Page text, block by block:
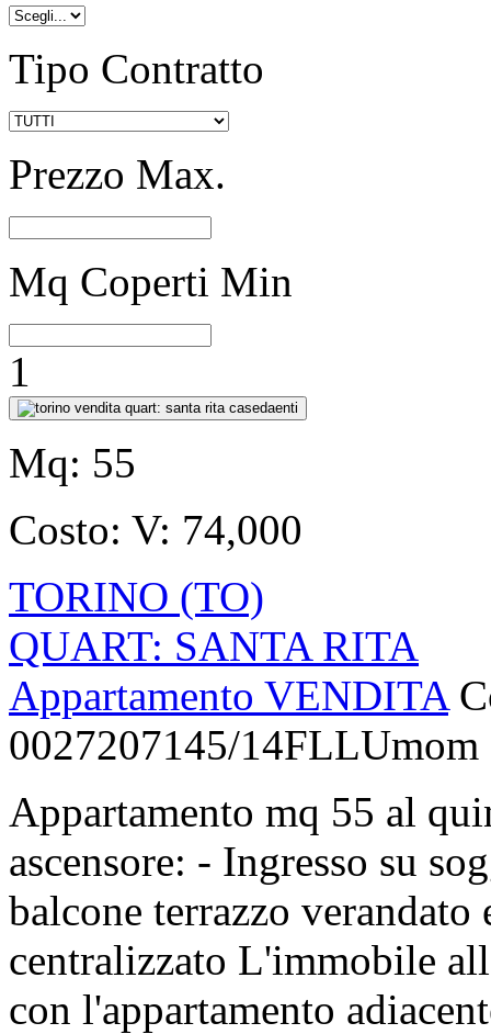
Tipo Contratto
Prezzo Max.
Mq Coperti Min
1
Mq: 55
Costo: V: 74,000
TORINO (TO)
QUART: SANTA RITA
Appartamento VENDITA
0027207145/14FLLUmom
Appartamento mq 55 al
ascensore: - Ingresso su
balcone terrazzo
centralizzato L'immobile
con l'appartamento